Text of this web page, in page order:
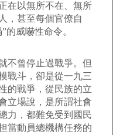
在以無所不在、無所
，甚至每個官僚自
的威嚇性命令。
曾停止過戰爭。但
戰斗，卻是從一九三
的戰爭，從民族的立
立場說，是所謂社會
力，都難免受到國民
當動員總機構任務的